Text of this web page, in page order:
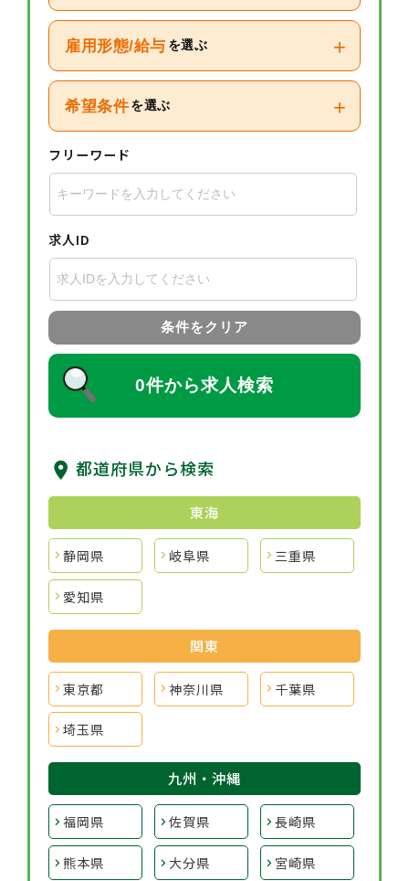
雇用形態/給与 を選ぶ +
希望条件 を選ぶ +
フリーワード
求人ID
条件をクリア
0件から求人検索
都道府県から検索
東海
静岡県 岐阜県 三重県
愛知県
関東
東京都 神奈川県 千葉県
埼玉県
九州・沖縄
福岡県 佐賀県 長崎県
熊本県 大分県 宮崎県